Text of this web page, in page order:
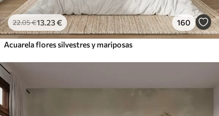
22.05€13 .23€ 160
Acuarela flores silvestres y mariposas